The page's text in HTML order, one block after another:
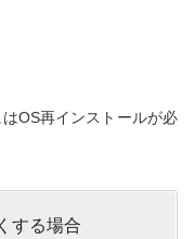
OS再インストールが必
する場合